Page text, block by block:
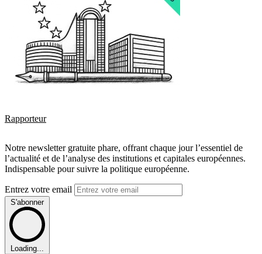
Rapporteur
Notre newsletter gratuite phare, offrant chaque jour l’essentiel de
l’actualité et de l’analyse des institutions et capitales européennes.
Indispensable pour suivre la politique européenne.
Entrez votre email
S'abonner
Loading...